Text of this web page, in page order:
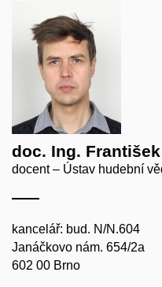
doc. Ing.
docent – Ústav hudební
kancelář: bud. N/N.604
Janáčkovo nám. 654/2a
602 00 Brno